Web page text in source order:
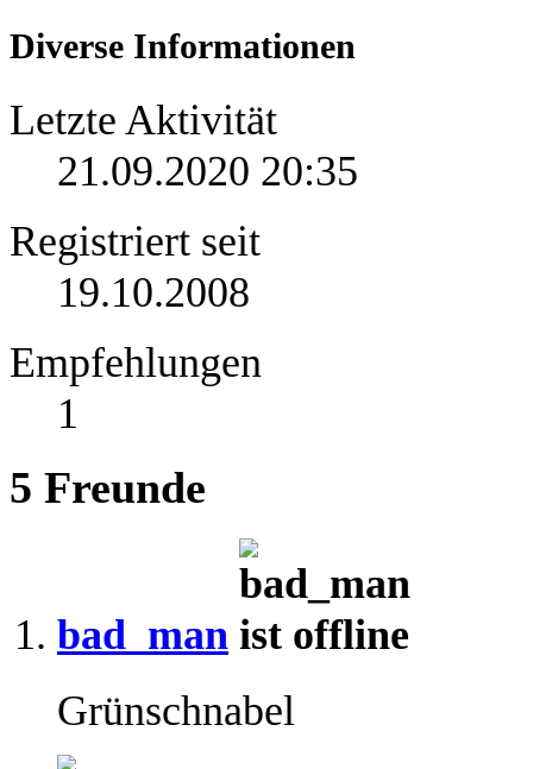
Diverse Informationen
Letzte Aktivität
21.09.2020 20:35
Registriert seit
19.10.2008
Empfehlungen
1
5 Freunde
bad_man
Grünschnabel